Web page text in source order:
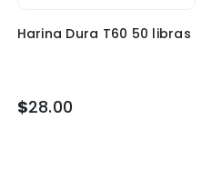
Harina Dura T60 50 libras
$28.00